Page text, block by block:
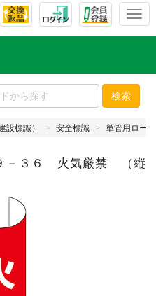
T
l
e
n
v
g
検索
設標識） 安全標識 単管用ロー
－３６ 火気厳禁 （縦